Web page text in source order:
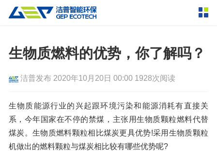
双轴撕碎机 单轴撕碎机
四轴撕碎机 液压粗碎机
垃圾破袋机 移动式撕碎站
粉碎设备
环锤式粉碎机 鼓式粉碎机
破碎设备
解决方案
服务支持
新闻资讯
生物质燃料的优势，你了解吗？
洁普发布 2020年10月20日 00:00 1928次阅读
生物质能源行业的兴起跟环境污染和能源消耗有直接关
系，今年国家在不停的禁煤，主张用生物质颗粒燃料代替
煤炭。生物质燃料颗粒相比煤炭更具优势!采用生物质颗粒
机做出的燃料颗粒与煤炭相比较有哪些优势呢?